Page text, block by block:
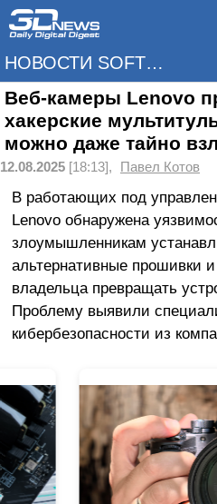
НОВОСТИ SOFTWARE
Веб-камеры Lenovo
хакерские
можно даже тайно
12.08.2025 [18:13], Павел Котов
В работающих под
Lenovo обнаружена
злоумышленникам
альтернативные прошивки
владельца превращать
Проблему выявили
кибербезопасности из